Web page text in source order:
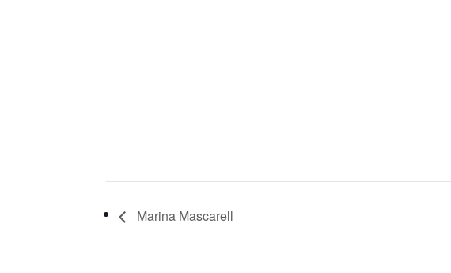
Marina Mascarell